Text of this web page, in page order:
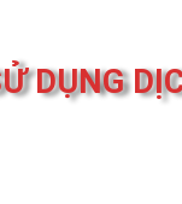
DỤNG